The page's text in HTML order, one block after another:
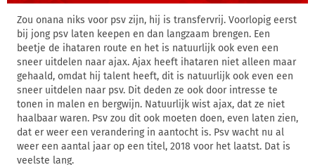
Zou onana niks voor psv zijn, hij is transfervrij. Voorlopig eerst
bij jong psv laten keepen en dan langzaam brengen. Een
beetje de ihataren route en het is natuurlijk ook even een
sneer uitdelen naar ajax. Ajax heeft ihataren niet alleen maar
gehaald, omdat hij talent heeft, dit is natuurlijk ook even een
sneer uitdelen naar psv. Dit deden ze ook door intresse te
tonen in malen en bergwijn. Natuurlijk wist ajax, dat ze niet
haalbaar waren. Psv zou dit ook moeten doen, even laten zien,
dat er weer een verandering in aantocht is. Psv wacht nu al
weer een aantal jaar op een titel, 2018 voor het laatst. Dat is
veelste lang.